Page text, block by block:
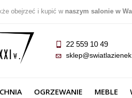
obejrzeć i kupić w naszym salonie w
22 559 10 49
OGRZEWANIE MEBLE